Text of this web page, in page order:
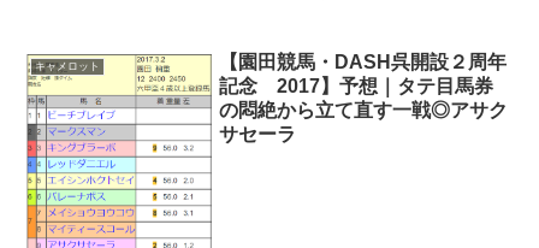
キャメロット
【園田競馬・DASH呉開設２周年
記念 2017】予想｜タテ目馬券
の悶絶から立て直す一戦◎アサク
サセーラ